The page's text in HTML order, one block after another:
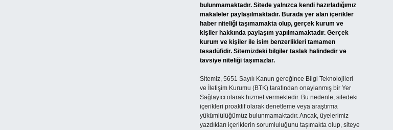
bulunmamaktadır. Sitede yalnızca kendi hazırladığımız
makaleler paylaşılmaktadır. Burada yer alan içerikler
haber niteliği taşımamakta olup, gerçek kurum ve
kişiler hakkında paylaşım yapılmamaktadır. Gerçek
kurum ve kişiler ile isim benzerlikleri tamamen
tesadüfidir. Sitemizdeki bilgiler taslak halindedir ve
tavsiye niteliği taşımazlar.
Sitemiz, 5651 Sayılı Kanun gereğince Bilgi Teknolojileri
ve İletişim Kurumu (BTK) tarafından onaylanmış bir Yer
Sağlayıcı olarak hizmet vermektedir. Bu nedenle, sitedeki
içerikleri proaktif olarak denetleme veya araştırma
yükümlülüğümüz bulunmamaktadır. Ancak, üyelerimiz
yazdıkları içeriklerin sorumluluğunu taşımakta olup, siteye